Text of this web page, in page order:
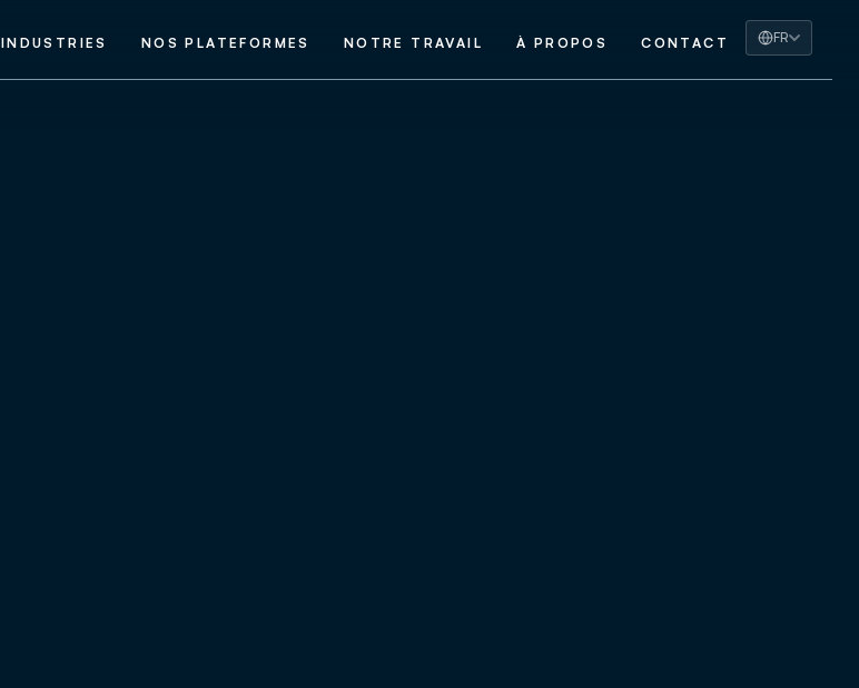
INDUSTRIES NOS PLATEFORMES NOTRE TRAVAIL À PROPOS CONTACT FR